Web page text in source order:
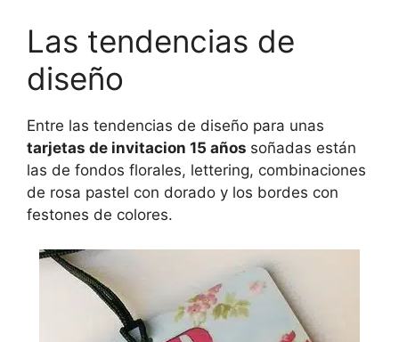
Las tendencias de
diseño
Entre las tendencias de diseño para unas
tarjetas de invitacion 15 años soñadas están
las de fondos florales, lettering, combinaciones
de rosa pastel con dorado y los bordes con
festones de colores.